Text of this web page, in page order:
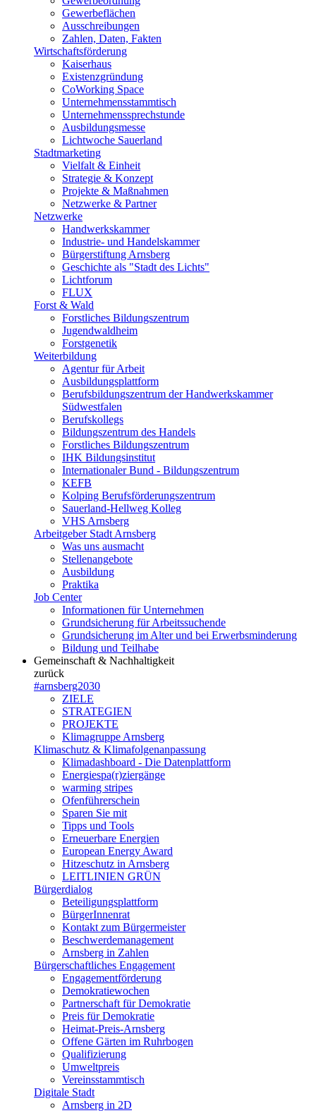
Gewerbeflächen
Ausschreibungen
Zahlen, Daten, Fakten
Wirtschaftsförderung
Kaiserhaus
Existenzgründung
CoWorking Space
Unternehmensstammtisch
Unternehmenssprechstunde
Ausbildungsmesse
Lichtwoche Sauerland
Stadtmarketing
Vielfalt & Einheit
Strategie & Konzept
Projekte & Maßnahmen
Netzwerke & Partner
Netzwerke
Handwerkskammer
Industrie- und Handelskammer
Bürgerstiftung Arnsberg
Geschichte als "Stadt des Lichts"
Lichtforum
FLUX
Forst & Wald
Forstliches Bildungszentrum
Jugendwaldheim
Forstgenetik
Weiterbildung
Agentur für Arbeit
Ausbildungsplattform
Berufsbildungszentrum der Handwerkskammer
Südwestfalen
Berufskollegs
Bildungszentrum des Handels
Forstliches Bildungszentrum
IHK Bildungsinstitut
Internationaler Bund - Bildungszentrum
KEFB
Kolping Berufsförderungszentrum
Sauerland-Hellweg Kolleg
VHS Arnsberg
Arbeitgeber Stadt Arnsberg
Was uns ausmacht
Stellenangebote
Ausbildung
Praktika
Job Center
Informationen für Unternehmen
Grundsicherung für Arbeitssuchende
Grundsicherung im Alter und bei Erwerbsminderung
Bildung und Teilhabe
Gemeinschaft & Nachhaltigkeit
zurück
#arnsberg2030
ZIELE
STRATEGIEN
PROJEKTE
Klimagruppe Arnsberg
Klimaschutz & Klimafolgenanpassung
Klimadashboard - Die Datenplattform
Energiespa(r)ziergänge
warming stripes
Ofenführerschein
Sparen Sie mit
Tipps und Tools
Erneuerbare Energien
European Energy Award
Hitzeschutz in Arnsberg
LEITLINIEN GRÜN
Bürgerdialog
Beteiligungsplattform
BürgerInnenrat
Kontakt zum Bürgermeister
Beschwerdemanagement
Arnsberg in Zahlen
Bürgerschaftliches Engagement
Engagementförderung
Demokratiewochen
Partnerschaft für Demokratie
Preis für Demokratie
Heimat-Preis-Arnsberg
Offene Gärten im Ruhrbogen
Qualifizierung
Umweltpreis
Vereinsstammtisch
Digitale Stadt
Arnsberg in 2D